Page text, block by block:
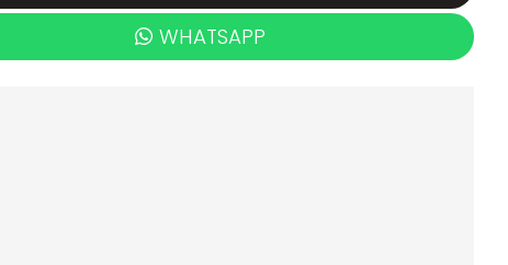
WHATSAPP